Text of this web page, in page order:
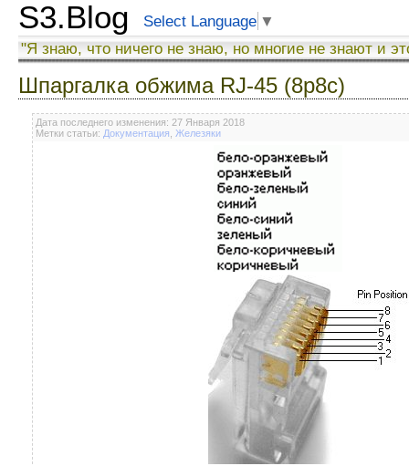
S3.Blog Select Language ▼
"Я знаю, что ничего не знаю, но многие не знают и
Шпаргалка обжима RJ-45 (8p8c)
Дата последнего изменения: 27 Января 2018
Метки статьи: Документация Железяки